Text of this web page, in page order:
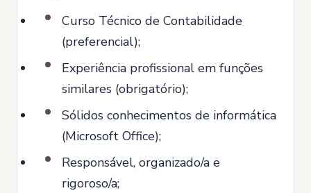
Curso Técnico de Contabilidade
(preferencial);
Experiência profissional em funções
similares (obrigatório);
Sólidos conhecimentos de informática
(Microsoft Office);
Responsável, organizado/a e
rigoroso/a;